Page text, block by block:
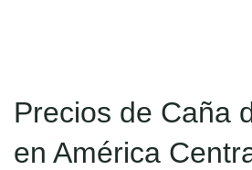
Precios de Caña
en América